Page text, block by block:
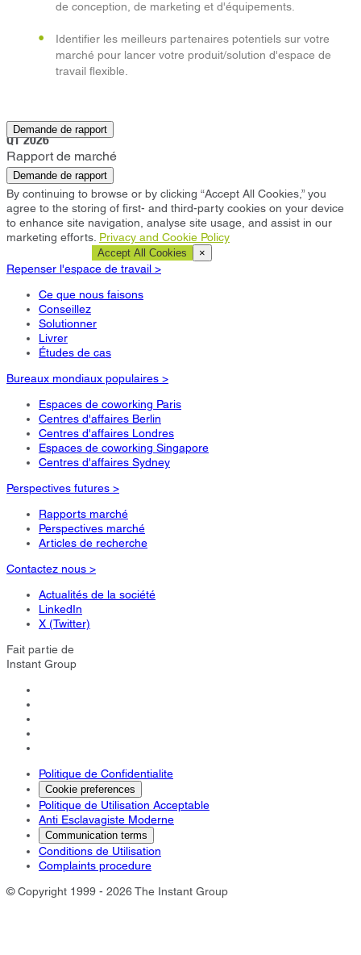
de conception, de marketing et d'équipements.
Identifier les meilleurs partenaires potentiels sur votre
marché pour lancer votre produit/solution d'espace de
travail flexible.
Demande de rapport
Exeter
Q1 2026
Rapport de marché
Demande de rapport
By continuing to browse or by clicking “Accept All Cookies,” you
agree to the storing of first- and third-party cookies on your device
to enhance site navigation, analyse site usage, and assist in our
marketing efforts. Privacy and Cookie Policy
Accept All Cookies ×
Repenser l'espace de travail >
Ce que nous faisons
Conseillez
Solutionner
Livrer
Études de cas
Bureaux mondiaux populaires >
Espaces de coworking Paris
Centres d'affaires Berlin
Centres d'affaires Londres
Espaces de coworking Singapore
Centres d'affaires Sydney
Perspectives futures >
Rapports marché
Perspectives marché
Articles de recherche
Contactez nous >
Actualités de la société
LinkedIn
X (Twitter)
Fait partie de
Instant Group
Politique de Confidentialite
Cookie preferences
Politique de Utilisation Acceptable
Anti Esclavagiste Moderne
Communication terms
Conditions de Utilisation
Complaints procedure
© Copyright 1999 - 2026 The Instant Group